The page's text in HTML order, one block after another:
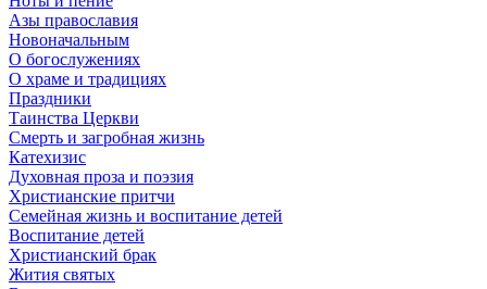
Азы православия
Новоначальным
О богослужениях
О храме и традициях
Праздники
Таинства Церкви
Смерть и загробная жизнь
Катехизис
Духовная проза и поэзия
Христианские притчи
Семейная жизнь и воспитание детей
Воспитание детей
Христианский брак
Жития святых